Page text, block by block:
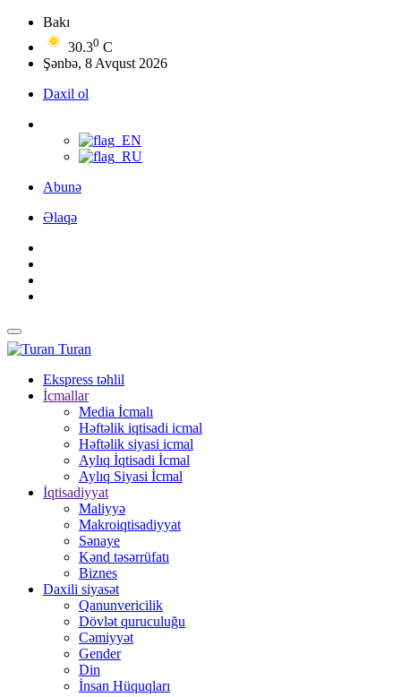
Bakı
30.30 C
Şənbə, 8 Avqust 2026
Daxil ol
Abunə
Əlaqə
Turan
Ekspress təhlil
İcmallar
Media İcmalı
Həftəlik iqtisadi icmal
Həftəlik siyasi icmal
Aylıq İqtisadi İcmal
Aylıq Siyasi İcmal
İqtisadiyyat
Maliyyə
Makroiqtisadiyyat
Sənaye
Kənd təsərrüfatı
Biznes
Daxili siyasət
Qanunvericilik
Dövlət quruculuğu
Cəmiyyət
Gender
Din
İnsan Hüquqları